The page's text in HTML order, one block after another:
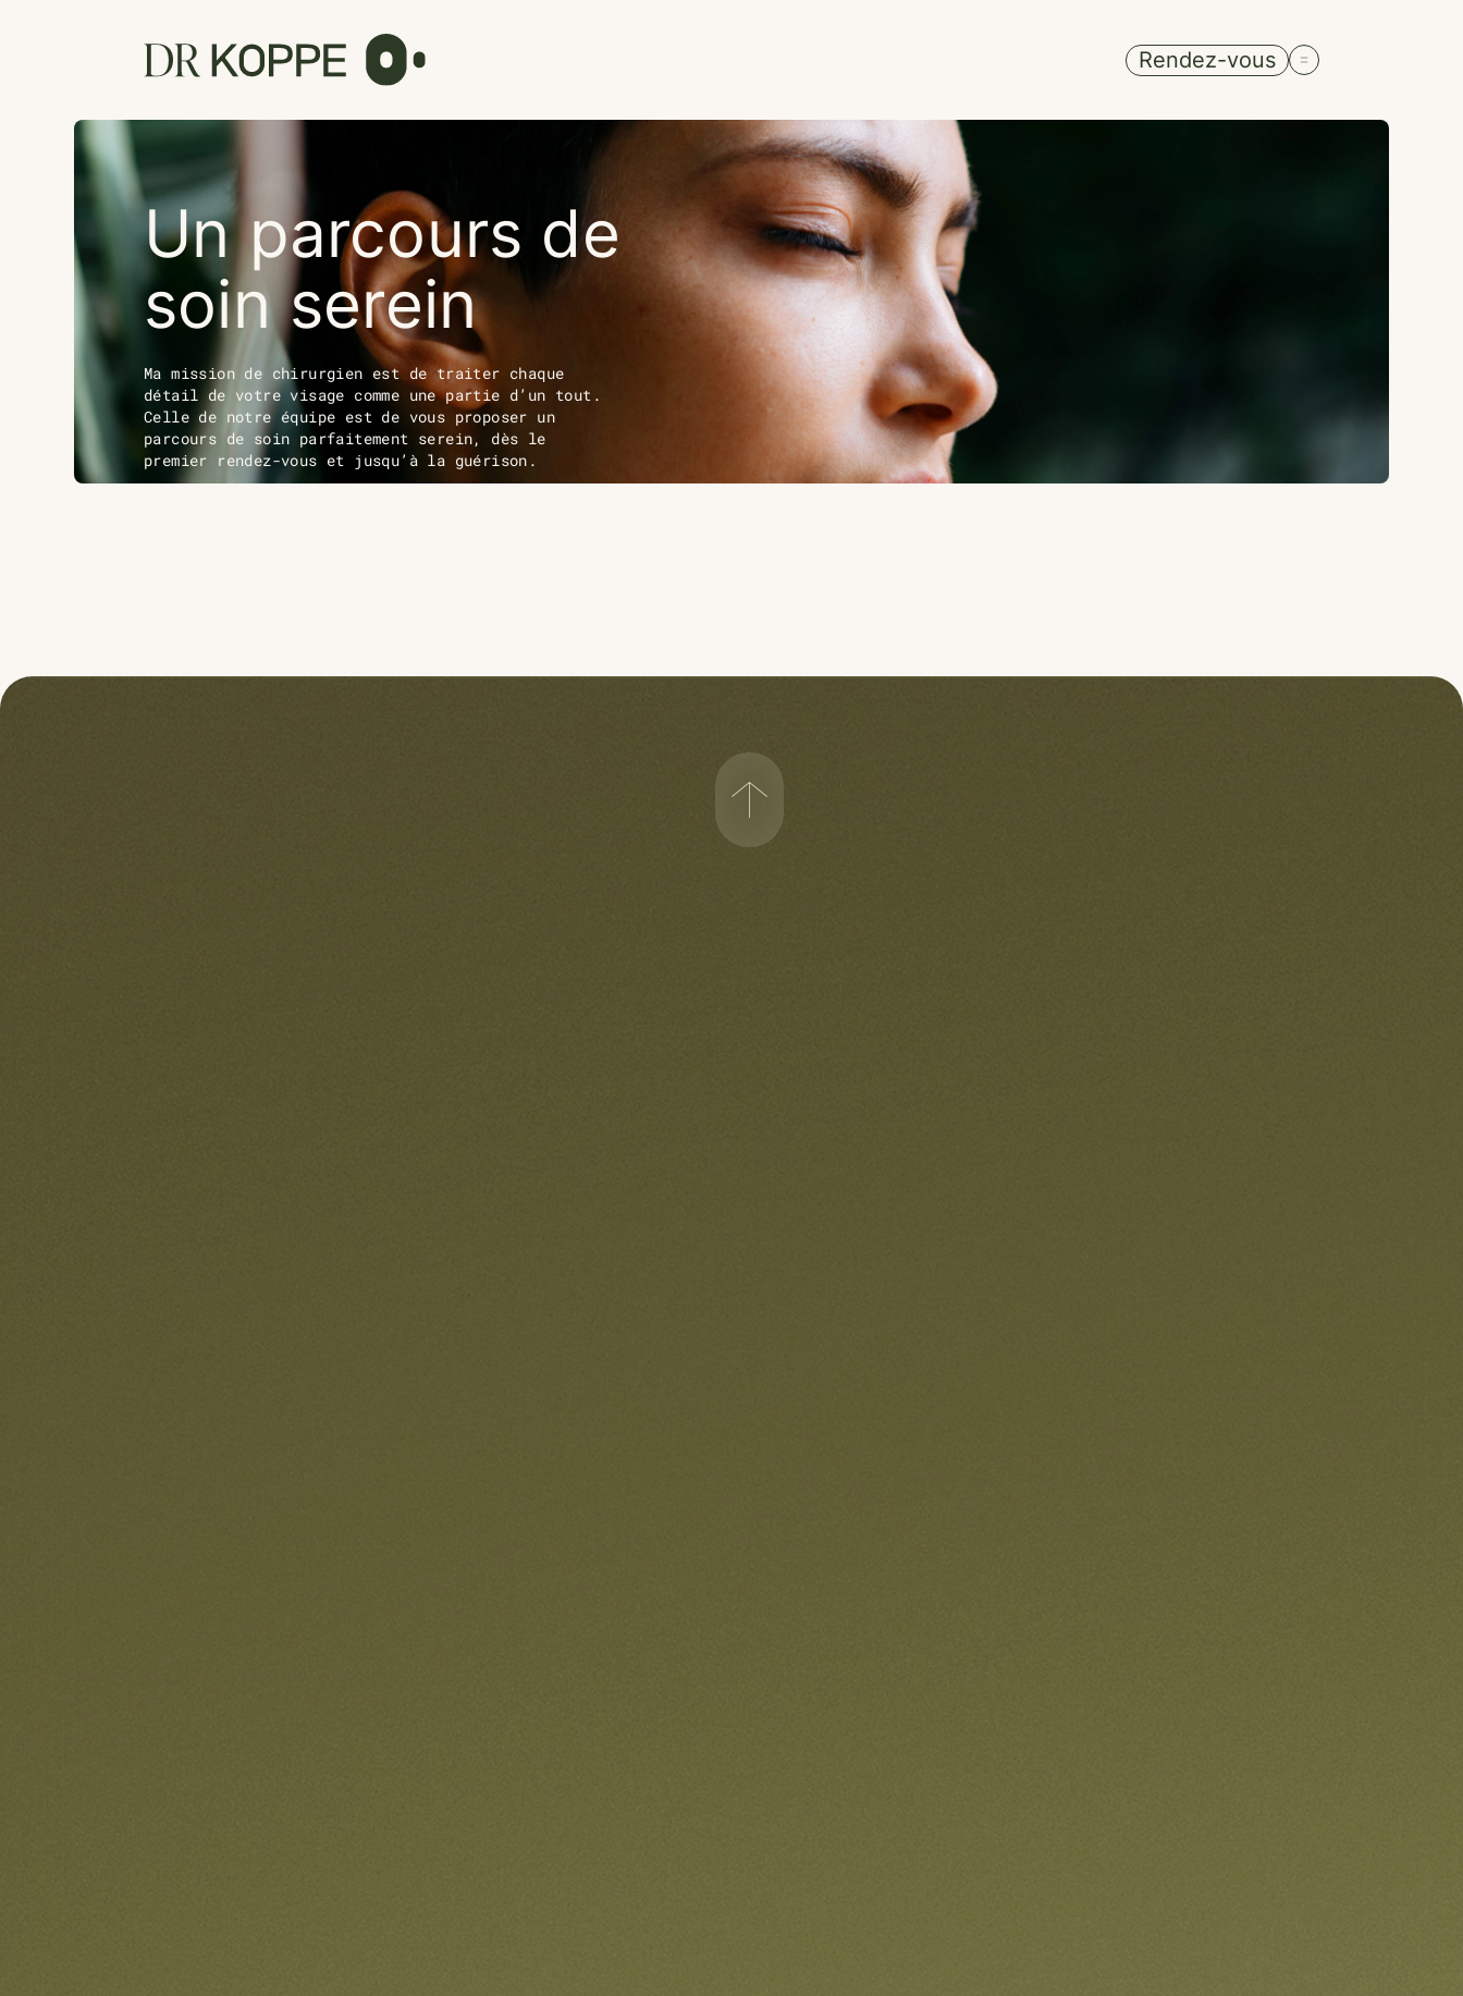
Rendez-vous
Un parcours de
soin serein
Ma mission de chirurgien est de traiter chaque
détail de votre visage comme une partie d’un tout.
Celle de notre équipe est de vous proposer un
parcours de soin parfaitement serein, dès le
premier rendez-vous et jusqu’à la guérison.